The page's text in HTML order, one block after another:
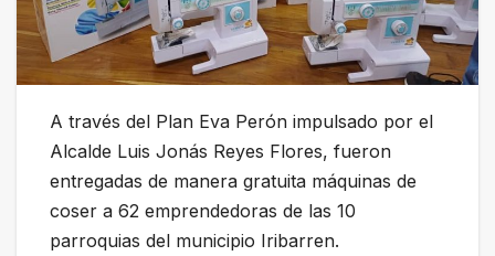
A través del Plan Eva Perón impulsado por el
Alcalde Luis Jonás Reyes Flores, fueron
entregadas de manera gratuita máquinas de
coser a 62 emprendedoras de las 10
parroquias del municipio Iribarren.